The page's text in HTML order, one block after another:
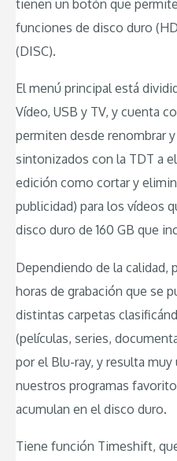
tienen un botón que
funciones de disco duro
(DISC).
El menú principal está
Vídeo, USB y TV, y cuenta
permiten desde renombrar
sintonizados con la TDT a
edición como cortar y
publicidad) para los vídeos
disco duro de 160 GB que
Dependiendo de la calidad,
horas de grabación que se
distintas carpetas
(películas, series,
por el Blu-ray, y resulta
nuestros programas
acumulan en el disco duro.
Tiene función Timeshift,